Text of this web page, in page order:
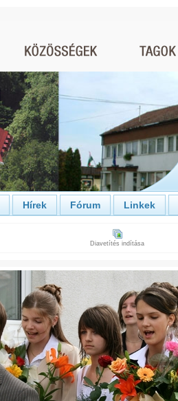
Hírek Fórum Linkek
Diavetítés indítása